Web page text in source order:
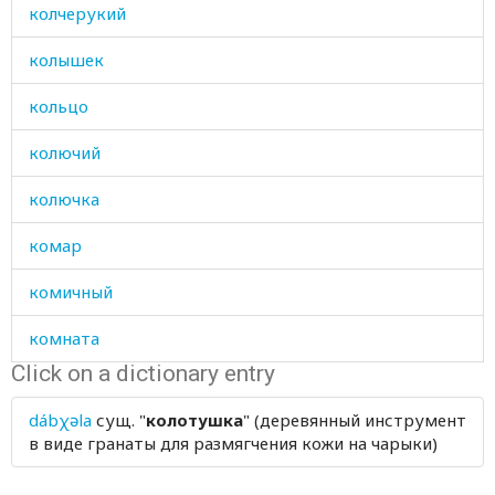
колчерукий
колышек
кольцо
колючий
колючка
комар
комичный
комната
комок
компания
Click on a dictionary entry
dábχəla сущ. "колотушка" (деревянный инструмент
в виде гранаты для размягчения кожи на чарыки)